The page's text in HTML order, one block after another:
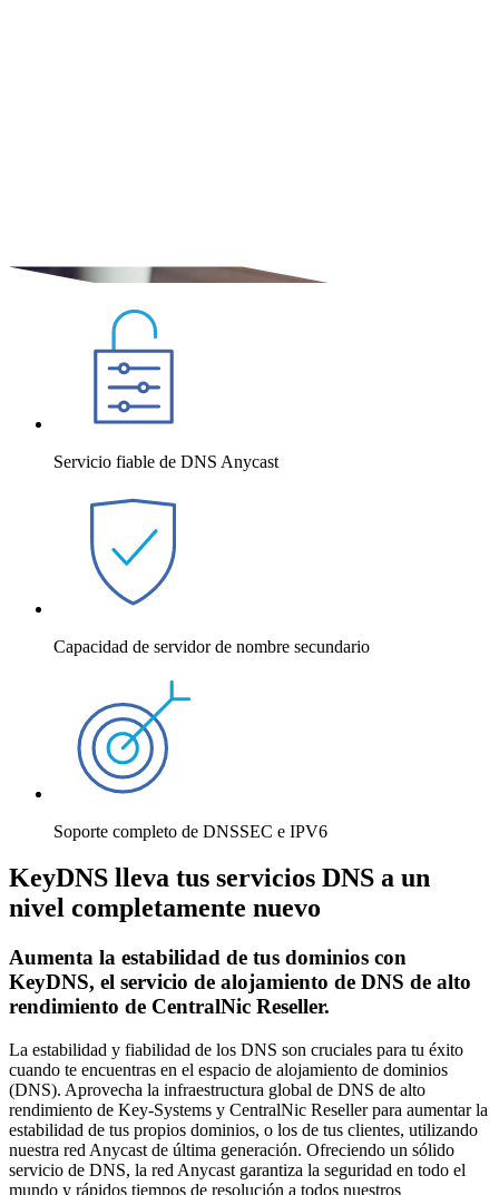
Servicio fiable de DNS Anycast
Capacidad de servidor de nombre secundario
Soporte completo de DNSSEC e IPV6
KeyDNS lleva tus servicios DNS a un
nivel completamente nuevo
Aumenta la estabilidad de tus dominios con
KeyDNS, el servicio de alojamiento de DNS de alto
rendimiento de CentralNic Reseller.
La estabilidad y fiabilidad de los DNS son cruciales para tu éxito
cuando te encuentras en el espacio de alojamiento de dominios
(DNS). Aprovecha la infraestructura global de DNS de alto
rendimiento de Key-Systems y CentralNic Reseller para aumentar la
estabilidad de tus propios dominios, o los de tus clientes, utilizando
nuestra red Anycast de última generación. Ofreciendo un sólido
servicio de DNS, la red Anycast garantiza la seguridad en todo el
mundo y rápidos tiempos de resolución a todos nuestros